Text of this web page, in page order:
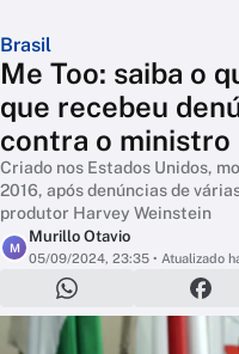
Brasil
Me Too: saiba o
que recebeu
contra o ministro
Criado nos Estados Unidos,
2016, após denúncias de
produtor Harvey Weinstein
M
Murillo Otavio
05/09/2024, 23:35 • Atualizado